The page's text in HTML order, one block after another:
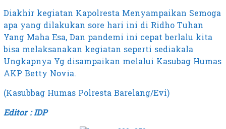
Diakhir kegiatan Kapolresta Menyampaikan Semoga
apa yang dilakukan sore hari ini di Ridho Tuhan
Yang Maha Esa, Dan pandemi ini cepat berlalu kita
bisa melaksanakan kegiatan seperti sediakala
Ungkapnya Yg disampaikan melalui Kasubag Humas
AKP Betty Novia.
(Kasubbag Humas Polresta Barelang/Evi)
Editor : IDP